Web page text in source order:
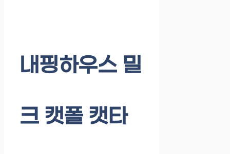
내핑하우스 밀
크 캣폴 캣타